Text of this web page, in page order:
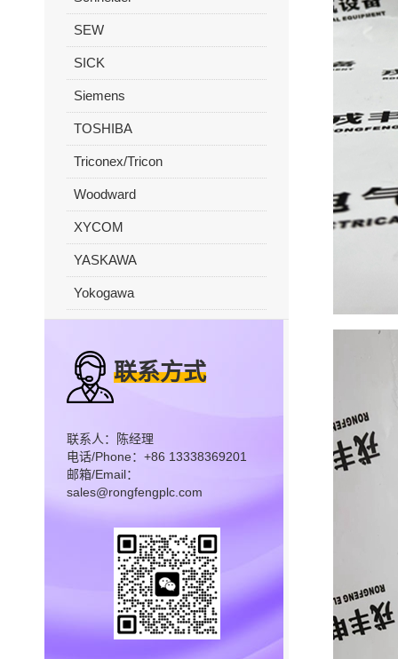
SEW
SICK
Siemens
TOSHIBA
Triconex/Tricon
Woodward
XYCOM
YASKAWA
Yokogawa
联系方式
联系人：陈经理
电话/Phone：+86 13338369201
邮箱/Email：
sales@rongfengplc.com